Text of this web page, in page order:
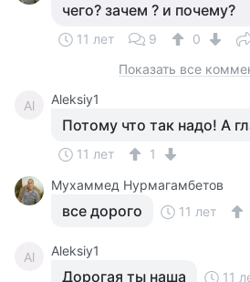
чего? зачем ? и почему?
11 лет 9
0
Показать все
Al Aleksiy1
Потому что так надо! А
11 лет
1
Мухаммед Нурмагамбетов
все дорого 11 лет
Al Aleksiy1
Дорогая ты наша 11